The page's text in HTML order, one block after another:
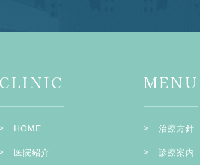
CLINIC
HOME
医院紹介
MENU
治療方針
診療案内